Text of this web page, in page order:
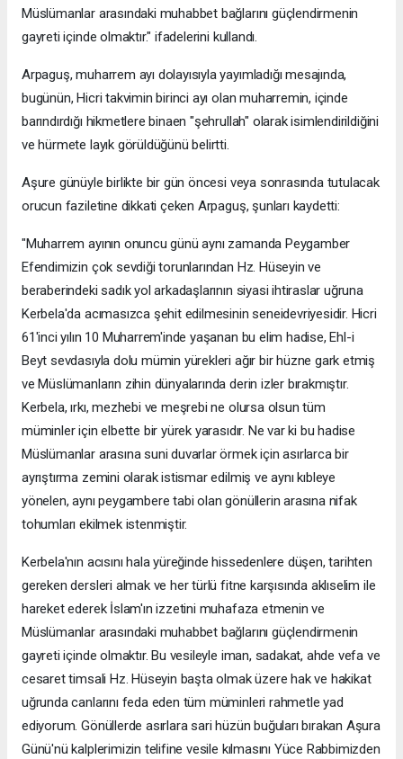
Müslümanlar arasındaki muhabbet bağlarını güçlendirmenin
gayreti içinde olmaktır." ifadelerini kullandı.
Arpaguş, muharrem ayı dolayısıyla yayımladığı mesajında,
bugünün, Hicri takvimin birinci ayı olan muharremin, içinde
barındırdığı hikmetlere binaen "şehrullah" olarak isimlendirildiğini
ve hürmete layık görüldüğünü belirtti.
Aşure günüyle birlikte bir gün öncesi veya sonrasında tutulacak
orucun faziletine dikkati çeken Arpaguş, şunları kaydetti:
"Muharrem ayının onuncu günü aynı zamanda Peygamber
Efendimizin çok sevdiği torunlarından Hz. Hüseyin ve
beraberindeki sadık yol arkadaşlarının siyasi ihtiraslar uğruna
Kerbela'da acımasızca şehit edilmesinin seneidevriyesidir. Hicri
61'inci yılın 10 Muharrem'inde yaşanan bu elim hadise, Ehl-i
Beyt sevdasıyla dolu mümin yürekleri ağır bir hüzne gark etmiş
ve Müslümanların zihin dünyalarında derin izler bırakmıştır.
Kerbela, ırkı, mezhebi ve meşrebi ne olursa olsun tüm
müminler için elbette bir yürek yarasıdır. Ne var ki bu hadise
Müslümanlar arasına suni duvarlar örmek için asırlarca bir
ayrıştırma zemini olarak istismar edilmiş ve aynı kıbleye
yönelen, aynı peygambere tabi olan gönüllerin arasına nifak
tohumları ekilmek istenmiştir.
Kerbela'nın acısını hala yüreğinde hissedenlere düşen, tarihten
gereken dersleri almak ve her türlü fitne karşısında aklıselim ile
hareket ederek İslam'ın izzetini muhafaza etmenin ve
Müslümanlar arasındaki muhabbet bağlarını güçlendirmenin
gayreti içinde olmaktır. Bu vesileyle iman, sadakat, ahde vefa ve
cesaret timsali Hz. Hüseyin başta olmak üzere hak ve hakikat
uğrunda canlarını feda eden tüm müminleri rahmetle yad
ediyorum. Gönüllerde asırlara sari hüzün buğuları bırakan Aşura
Günü'nü kalplerimizin telifine vesile kılmasını Yüce Rabbimizden